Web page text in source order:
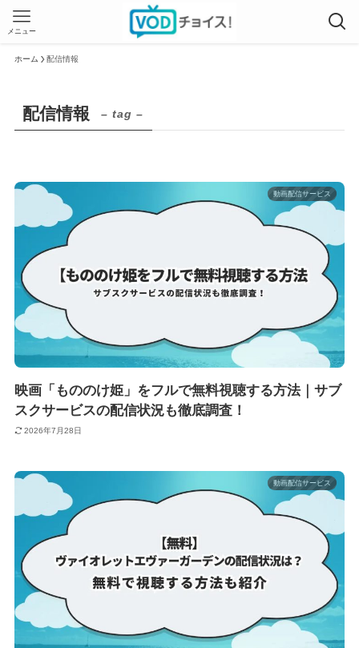
メニュー
ホーム 配信情報
配信情報 – tag –
動画配信サービス
映画「もののけ姫」をフルで無料視聴する方法｜サブ
スクサービスの配信状況も徹底調査！
2026年7月28日
動画配信サービス